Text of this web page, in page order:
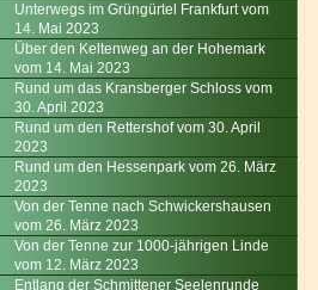
Unterwegs im Grüngürtel Frankfurt vom
14. Mai 2023
Über den Keltenweg an der Hohemark
vom 14. Mai 2023
Rund um das Kransberger Schloss vom
30. April 2023
Rund um den Rettershof vom 30. April
2023
Rund um den Hessenpark vom 26. März
2023
Von der Tenne nach Schwickershausen
vom 26. März 2023
Von der Tenne zur 1000-jährigen Linde
vom 12. März 2023
Entlang der Schmittener Seelenrunde